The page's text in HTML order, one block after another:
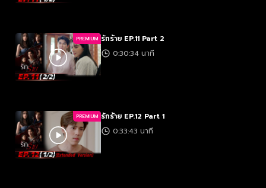
PREMIUM รักร้าย EP.11 Part 2
0:30:34 นาที
PREMIUM รักร้าย EP.12 Part 1
0:33:43 นาที